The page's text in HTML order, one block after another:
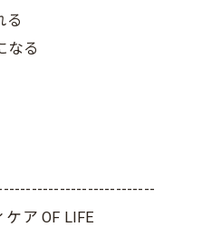
る
なる
ア OF LIFE